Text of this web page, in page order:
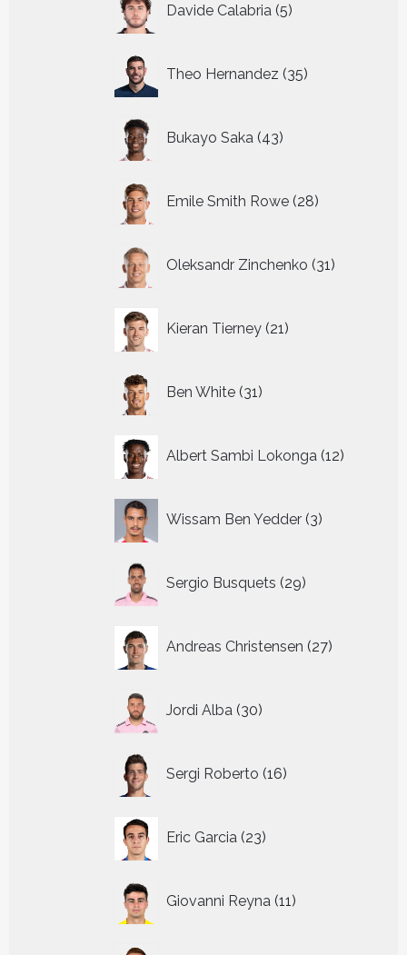
Davide Calabria 5
producten
Theo Hernandez 35
producten
Bukayo Saka 43
producten
Emile Smith Rowe 28
producten
Oleksandr Zinchenko 31
producten
Kieran Tierney 21
producten
Ben White 31
producten
Albert Sambi Lokonga 12
Wissam Ben Yedder 3
producten
Sergio Busquets 29
producten
Andreas Christensen 27
producten
Jordi Alba 30
producten
Sergi Roberto 16
producten
Eric Garcia 23
producten
Giovanni Reyna 11
producten